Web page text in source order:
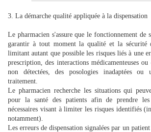
3. La démarche qualité appliquée à la dispensation
Le pharmacien s'assure que le fonctionnement de
garantir à tout moment la qualité et la sécurité
limitant autant que possible les risques liés à une
prescription, des interactions médicamenteuses
non détectées, des posologies inadaptées ou
traitement.
Le pharmacien recherche les situations qui
pour la santé des patients afin de prendre les
nécessaires visant à limiter les risques identifiés
notamment).
Les erreurs de dispensation signalées par un